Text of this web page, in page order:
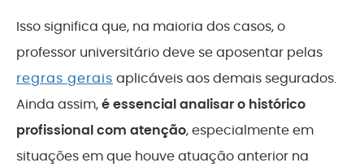
Isso significa que, na maioria dos casos, o
professor universitário deve se aposentar pelas
regras gerais aplicáveis aos demais segurados.
Ainda assim,é essencial analisar o histórico
profissional com atenção, especialmente em
situações em que houve atuação anterior na